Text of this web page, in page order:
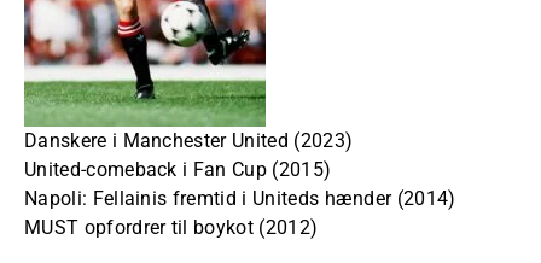
Danskere i Manchester United (2023)
United-comeback i Fan Cup (2015)
Napoli: Fellainis fremtid i Uniteds hænder (2014)
MUST opfordrer til boykot (2012)